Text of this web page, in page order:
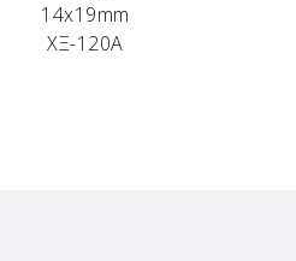
14x19mm
ΧΞ-120Α